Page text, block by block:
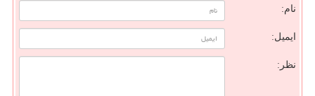
نام:
ایمیل:
نظر: